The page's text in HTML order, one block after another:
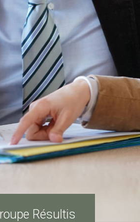
Résultis